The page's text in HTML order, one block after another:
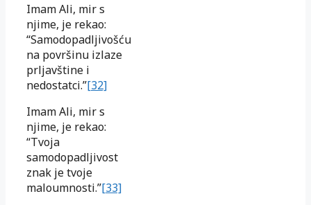
Imam Ali, mir s
njime, je rekao:
“Samodopadljivošću
na površinu izlaze
prljavštine i
nedostatci.”[32]
Imam Ali, mir s
njime, je rekao:
“Tvoja
samodopadljivost
znak je tvoje
maloumnosti.”[33]